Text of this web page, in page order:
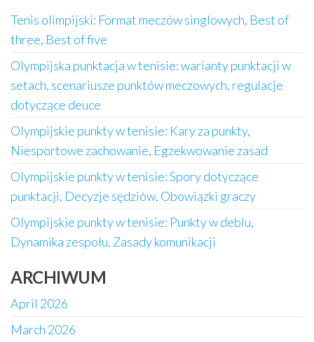
Tenis olimpijski: Format meczów singlowych, Best of
three, Best of five
Olympijska punktacja w tenisie: warianty punktacji w
setach, scenariusze punktów meczowych, regulacje
dotyczące deuce
Olympijskie punkty w tenisie: Kary za punkty,
Niesportowe zachowanie, Egzekwowanie zasad
Olympijskie punkty w tenisie: Spory dotyczące
punktacji, Decyzje sędziów, Obowiązki graczy
Olympijskie punkty w tenisie: Punkty w deblu,
Dynamika zespołu, Zasady komunikacji
ARCHIWUM
April 2026
March 2026